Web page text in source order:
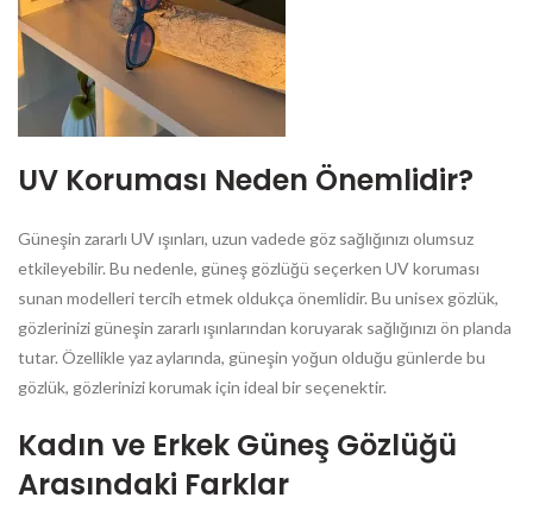
UV Koruması Neden Önemlidir?
Güneşin zararlı UV ışınları, uzun vadede göz sağlığınızı olumsuz
etkileyebilir. Bu nedenle, güneş gözlüğü seçerken UV koruması
sunan modelleri tercih etmek oldukça önemlidir. Bu unisex gözlük,
gözlerinizi güneşin zararlı ışınlarından koruyarak sağlığınızı ön planda
tutar. Özellikle yaz aylarında, güneşin yoğun olduğu günlerde bu
gözlük, gözlerinizi korumak için ideal bir seçenektir.
Kadın ve Erkek Güneş Gözlüğü
Arasındaki Farklar